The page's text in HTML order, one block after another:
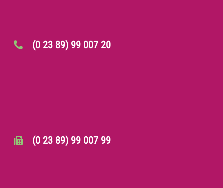
(0 23 89) 99 007 20
(0 23 89) 99 007 99